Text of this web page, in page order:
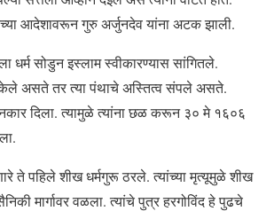
आदेशावरून गुरु अर्जुनदेव यांना अटक झाली.
धर्म सोडुन इस्लाम स्वीकारण्यास सांगितले.
असते तर त्या पंथाचे अस्तित्व संपले असते.
दिला. त्यामुळे त्यांना छळ करून ३० मे १६०६
ते पहिले शीख धर्मगुरू ठरले. त्यांच्या मृत्यूमुळे शीख
मार्गावर वळला. त्यांचे पुत्र हरगोविंद हे पुढचे